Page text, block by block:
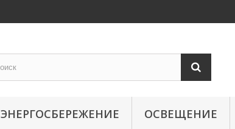
ЭНЕРГОСБЕРЕЖЕНИЕ ОСВЕЩЕНИЕ